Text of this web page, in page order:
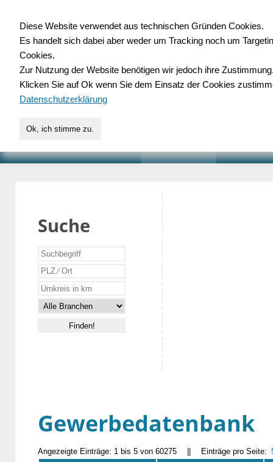
für Handwerk,
Suche
Gewerbedatenbank
Angezeigte Einträge: 1 bis 5 von 60275 Einträge pro Seite:
Diese Website verwendet aus technischen Gründen Cookies.
Es handelt sich dabei aber weder um Tracking noch um
Cookies.
Zur Nutzung der Website benötigen wir jedoch ihre
Klicken Sie auf Ok wenn Sie dem Einsatz der Cookies
Datenschutzerklärung
Ok, ich stimme zu.